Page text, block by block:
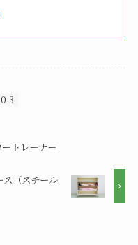
3
トレーナー
（スチール